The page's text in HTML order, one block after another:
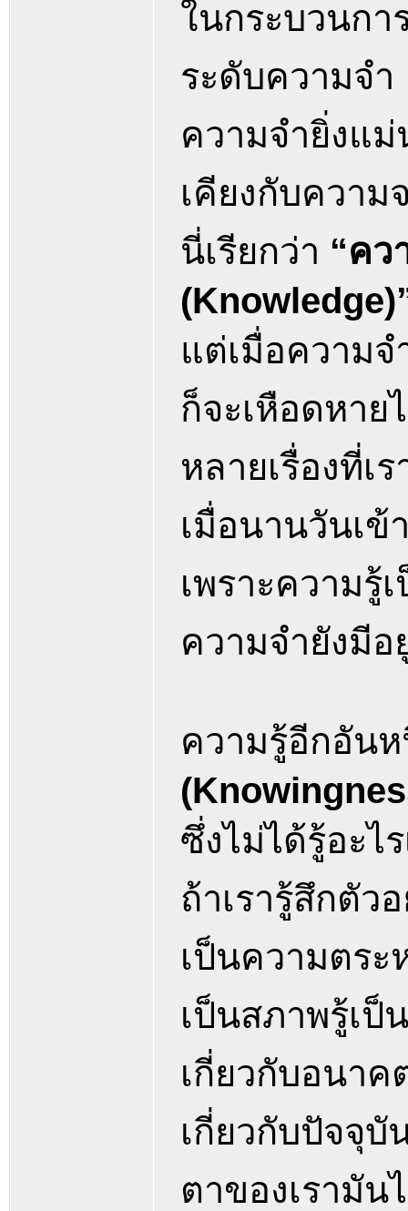
ในกระบวนกา
ระดับความจำ
ความจำยิ่งแ
เคียงกับความ
นี่เรียกว่า “คว
แต่เมื่อความจ
ก็จะเหือดหาย
หลายเรื่องที่เ
เมื่อนานวันเข้
เพราะความรู้
ความจำยังมีอ
ความรู้อีกอัน
ซึ่งไม่ได้รู้อะไ
ถ้าเรารู้สึกตัว
เป็นความตระ
เป็นสภาพรู้เป็
เกี่ยวกับอนาค
เกี่ยวกับปัจจุบั
ตาของเรามัน